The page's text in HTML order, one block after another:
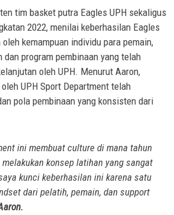
tim basket putra Eagles UPH sekaligus
2022, menilai keberhasilan Eagles
kemampuan individu para pemain,
program pembinaan yang telah
oleh UPH. Menurut Aaron,
UPH Sport Department telah
pola pembinaan yang konsisten dari
ini membuat culture di mana tahun
konsep latihan yang sangat
kunci keberhasilan ini karena satu
dari pelatih, pemain, dan support